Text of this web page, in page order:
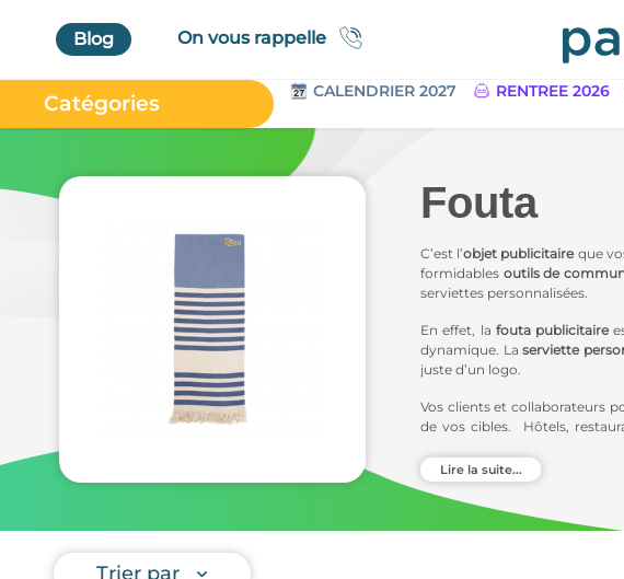
Blog On vous rappelle
Catégories CALENDRIER 2027 RENTREE 2026
Au Bureau
Bagageries & Sacs
Textiles & Accessoires
Parapluies & Parasols
Art de la Table
Fouta
C’est l’objet publicitaireque
formidables outils de
serviettes personnalisées.
En effet, la fouta publicitaire
dynamique. Laserviette
juste d’un logo.
Vos clients et collaborateurs
de vos cibles. Hôtels,
Chez PantaCom, nous vous
serviettes personnalisables
Lire la suite...
Trier par